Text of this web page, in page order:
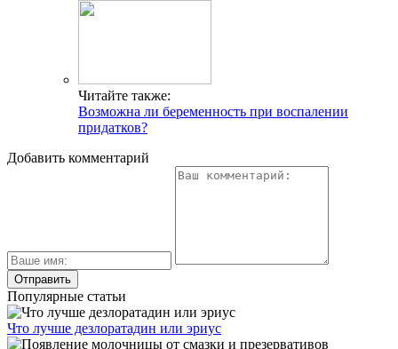
Читайте также:
Возможна ли беременность при воспалении
придатков?
Добавить комментарий
Популярные статьи
Что лучше дезлоратадин или эриус